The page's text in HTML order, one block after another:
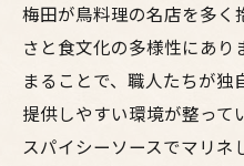
梅田の焼鳥はコ
大阪の焼鳥有名
焼鳥大阪ミシュ
梅田が鳥料理の名店を多く
さと食文化の多様性にあり
まることで、職人たちが独
提供しやすい環境が整って
スパイシーソースでマリ